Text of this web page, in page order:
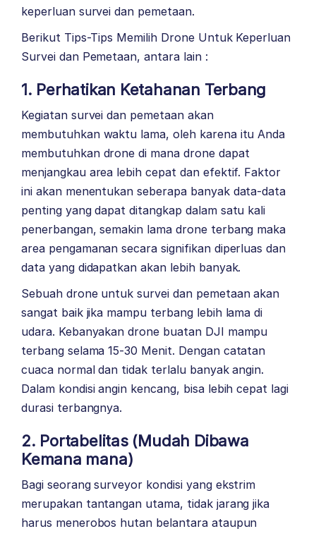
keperluan survei dan pemetaan.
Berikut Tips-Tips Memilih Drone Untuk Keperluan
Survei dan Pemetaan, antara lain :
1. Perhatikan Ketahanan Terbang
Kegiatan survei dan pemetaan akan
membutuhkan waktu lama, oleh karena itu Anda
membutuhkan drone di mana drone dapat
menjangkau area lebih cepat dan efektif. Faktor
ini akan menentukan seberapa banyak data-data
penting yang dapat ditangkap dalam satu kali
penerbangan, semakin lama drone terbang maka
area pengamanan secara signifikan diperluas dan
data yang didapatkan akan lebih banyak.
Sebuah drone untuk survei dan pemetaan akan
sangat baik jika mampu terbang lebih lama di
udara. Kebanyakan drone buatan DJI mampu
terbang selama 15-30 Menit. Dengan catatan
cuaca normal dan tidak terlalu banyak angin.
Dalam kondisi angin kencang, bisa lebih cepat lagi
durasi terbangnya.
2. Portabelitas (Mudah Dibawa
Kemana mana)
Bagi seorang surveyor kondisi yang ekstrim
merupakan tantangan utama, tidak jarang jika
harus menerobos hutan belantara ataupun